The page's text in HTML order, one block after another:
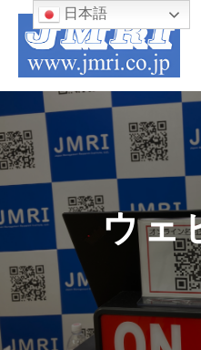
日本語
ウェ